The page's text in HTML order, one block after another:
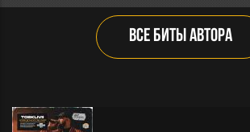
ВСЕ БИТЫ АВТОРА